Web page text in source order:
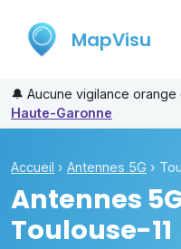
MapVisu
🔔 Aucune vigilance
Haute-Garonne
Accueil › Antennes 5G ›
Antennes
Toulouse-11